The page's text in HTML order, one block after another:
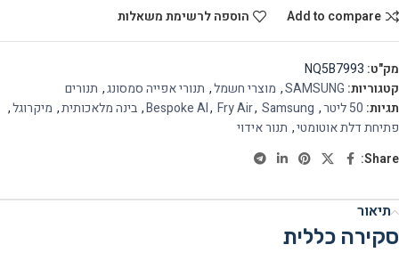
Add to compare הוספה לרשימת משאלות
מק"ט: NQ5B7993
קטגוריות: SAMSUNG
, מוצרי חשמל, תנורי אפייה סמסונג, תנורים
תגיות: 50 ליטר ,
Bespoke AI, Fry Air, Samsung
, בינה מלאכותית, מיקרוגל,
פתיחת דלת אוטומטי, תנור אידוי
Share:
תיאור
סקירה כללית